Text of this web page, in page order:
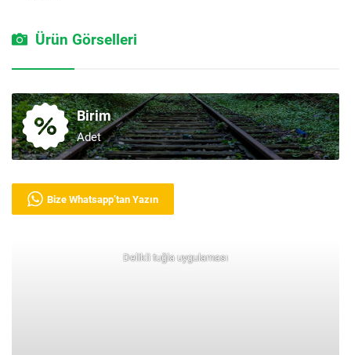
Ürün Görselleri
Birim
Adet
Bize Whatsapp’tan Yazın
Delikli tuğla uygulaması